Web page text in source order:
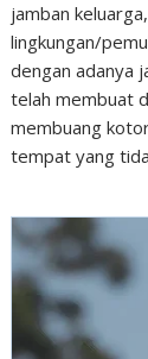
jamban
lingkungan/
dengan adanya
telah membuat
membuang
tempat yang